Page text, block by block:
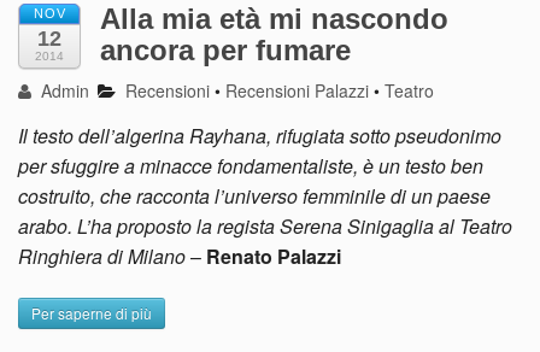
NOV
12
2014
Alla mia età mi nascondo
ancora per fumare
Admin Recensioni • Recensioni Palazzi •Teatro
Il testo dell’algerina Rayhana, rifugiata sotto pseudonimo
per sfuggire a minacce fondamentaliste, è un testo ben
costruito, che racconta l’universo femminile di un paese
arabo. L’ha proposto la regista Serena Sinigaglia al Teatro
Ringhiera di Milano– Renato Palazzi
Per saperne di più